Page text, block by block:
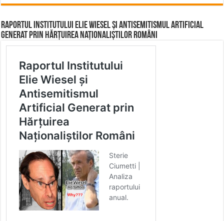
Raportul Institutului Elie Wiesel și Antisemitismul Artificial
Generat prin Hărțuirea Naționaliștilor Români